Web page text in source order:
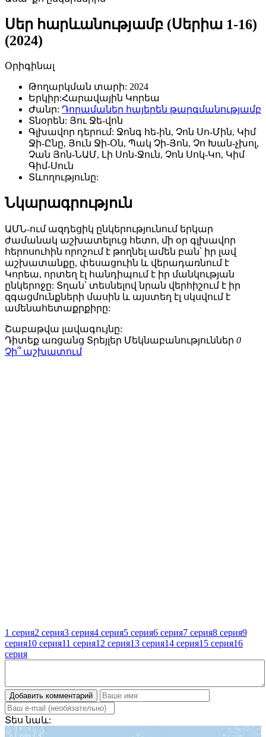
Սեր հարևանությամբ (Սերիա 1-16)
(2024)
Օրիգինալ
Թողարկման տարի: 2024
Երկիր:Հարավային Կորեա
Ժանր: Դորամաներ հայերեն թարգմանությամբ
Տնօրեն: Յու Ջե-վոն
Գլխավոր դերում: Ջոնգ հե-ին, Չոն Սո-Մին, Կիմ
Ջի-Ընը, Յուն Ջի-Օն, Պակ Չի-Յոն, Չո Խան-չխոլ,
Չան Յոն-ՆԱՄ, Լի Սոն-Ջուն, Չոն Սոկ-Կո, Կիմ
Գիմ-Սուն
Տևողությունը:
Նկարագրություն
ԱՄՆ-ում ազդեցիկ ընկերությունում երկար
ժամանակ աշխատելուց հետո, մի օր գլխավոր
հերոսուհին որոշում է թողնել ամեն բան՝ իր լավ
աշխատանքը, փեսացուին և վերադառնում է
Կորեա, որտեղ էլ հանդիպում է իր մանկության
ընկերոջը: Տղան՝ տեսնելով նրան վերհիշում է իր
զգացմունքների մասին և այստեղ էլ սկսվում է
ամենահետաքրքիրը:
Շաբաթվա լավագույնը:
Դիտեք առցանց Տրեյլեր Մեկնաբանություններ 0
Չի՞ աշխատում
1 серия2 серия3 серия4 серия5 серия6 серия7 серия8 серия9
серия10 серия11 серия12 серия13 серия14 серия15 серия16
серия
Добавить комментарий
Տեսնաև: